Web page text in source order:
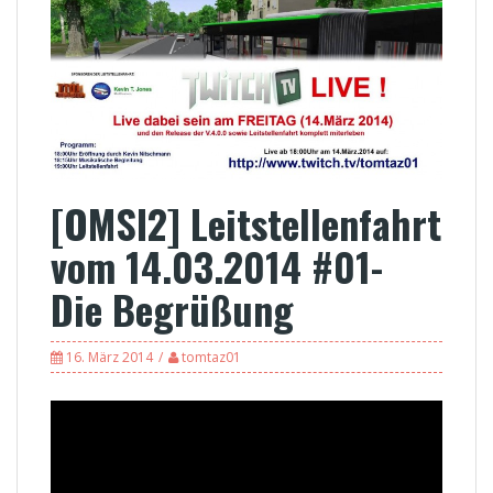
[OMSI2] Leitstellenfahrt
vom 14.03.2014 #01-
Die Begrüßung
16. März 2014 tomtaz01